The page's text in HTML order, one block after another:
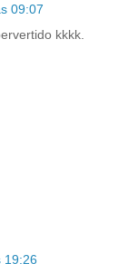
09:07
kkkk.
19:26